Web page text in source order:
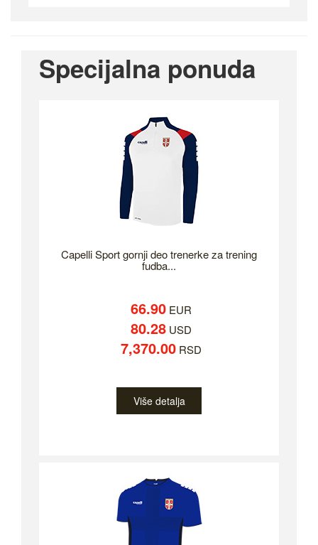
Specijalna ponuda
Capelli Sport gornji deo trenerke za trening
fudba...
66.90EUR
80.28USD
7,370.00RSD
Više detalja